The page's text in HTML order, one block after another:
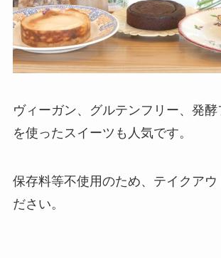
ヴィーガン、グルテンフリー、発
を使ったスイーツも人気です。
保存料等不使用のため、テイクアウ
ださい。